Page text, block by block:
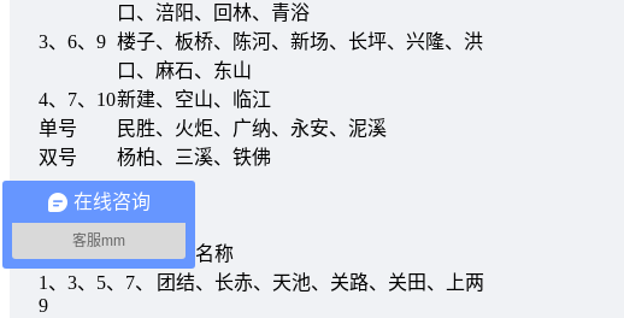
口、涪阳、回林、青浴
3、6、9 楼子、板桥、陈河、新场、长坪、兴隆、洪
口、麻石、东山
4、7、10新建、空山、临江
单号
民胜、火炬、广纳、永安、泥溪
双号
杨柏、三溪、铁佛
南江县赶集时间表
街期 集市名称
1、3、5、7、
9
团结、长赤、天池、关路、关田、上两
在线咨询
客服mm